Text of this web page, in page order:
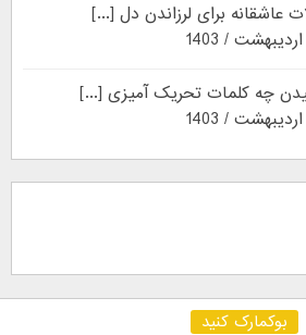
عاشقانه برای لرزاندن دل [...]
چه کلمات تحریک آمیزی [...]
بوکمارک کنید